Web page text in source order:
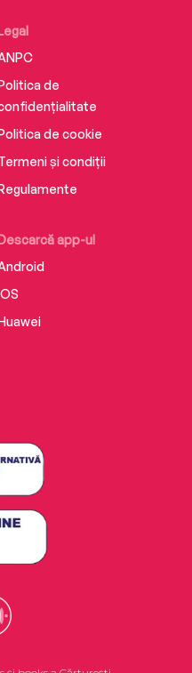
app-ul
de
de cookie
și condiții